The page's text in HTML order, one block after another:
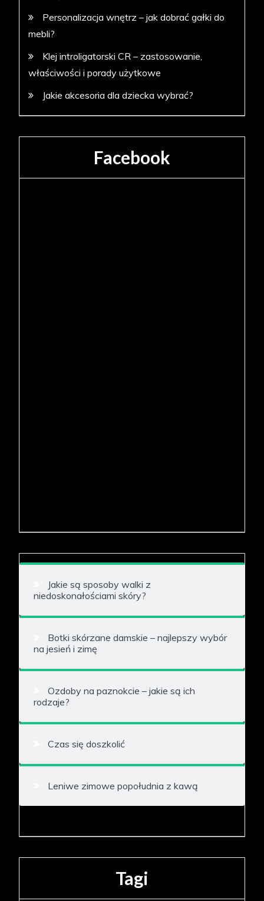
Personalizacja wnętrz – jak dobrać gałki do
mebli?
Klej introligatorski CR – zastosowanie,
właściwości i porady użytkowe
Jakie akcesoria dla dziecka wybrać?
Facebook
Jakie są sposoby walki z
niedoskonałościami skóry?
Botki skórzane damskie – najlepszy wybór
na jesień i zimę
Ozdoby na paznokcie – jakie są ich
rodzaje?
Czas się doszkolić
Leniwe zimowe popołudnia z kawą
Tagi